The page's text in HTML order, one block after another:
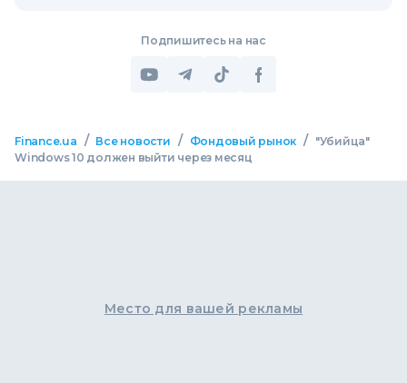
Подпишитесь на нас
Finance.ua / Все новости / Фондовый рынок /
"Убийца"
Windows 10 должен выйти через месяц
Место для вашей рекламы